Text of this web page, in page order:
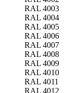
RAL 4003
RAL 4004
RAL 4005
RAL 4006
RAL 4007
RAL 4008
RAL 4009
RAL 4010
RAL 4011
RAL 4012